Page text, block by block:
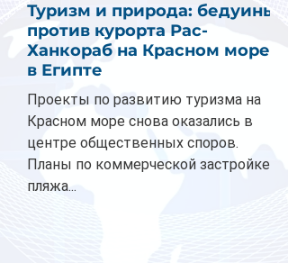
Туризм и природа: бедуины
против курорта Рас-
Ханкораб на Красном море
в Египте
Проекты по развитию туризма на
Красном море снова оказались в
центре общественных споров.
Планы по коммерческой застройке
пляжа...